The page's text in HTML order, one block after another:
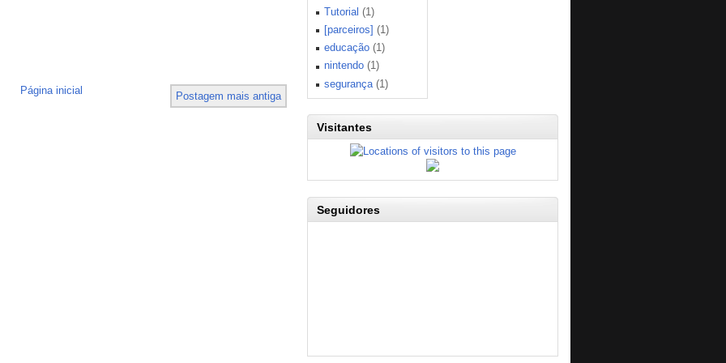
Postagem mais antiga
Página inicial
Tutorial (1)
[parceiros] (1)
educação (1)
nintendo (1)
segurança (1)
Visitantes
Seguidores